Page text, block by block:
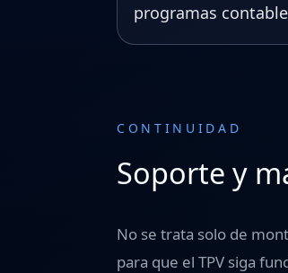
programas
CONTINUIDAD
Soporte y
No se trata solo de
para que el TPV siga